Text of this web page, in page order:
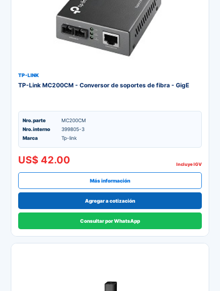
TP-LINK
TP-Link MC200CM - Conversor de soportes de fibra - GigE
Nro. parte
MC200CM
Nro. interno
399805-3
Marca
Tp-link
US$ 42.00 Incluye IGV
Más información
Agregar a cotización
Consultar por WhatsApp